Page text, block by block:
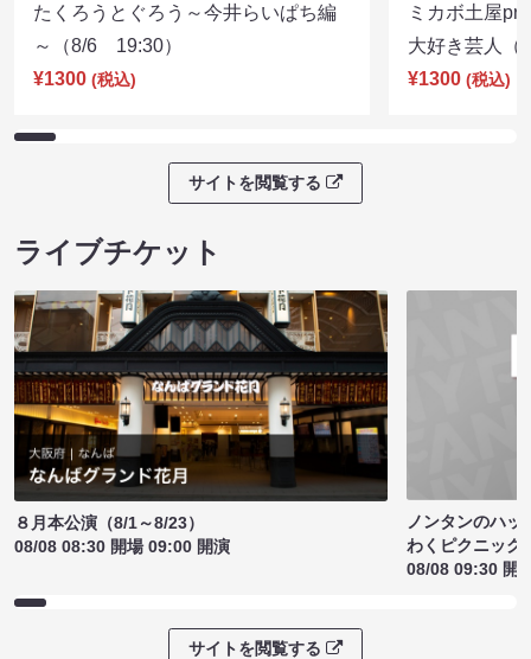
たくろうとぐろう～今井らいぱち編
～（8/6 19:30）
¥1300 (税込)
ミカボ土屋
大好き芸人
¥1300 (税込)
サイトを閲覧する
ライブチケット
８月本公演（8/1～8/23）
08/08 08:30 開場 09:00 開演
ノンタンのハッ
わくピクニック
08/08 09:30 開
サイトを閲覧する